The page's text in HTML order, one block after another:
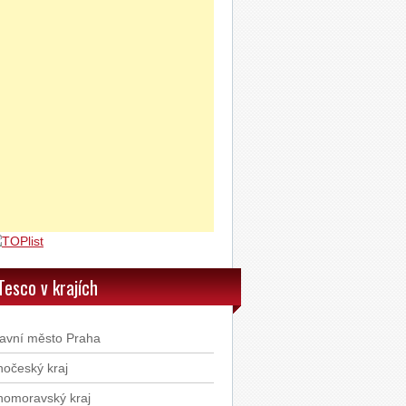
ORION STUDENTSKÁ PEČEŤ
ORION STUDENTSKÁ PEČEŤ
hořká čokoláda 180g
ORION STUDENTSKÁ PEČEŤ
mléčná hruška 180g
v krajích
město Praha
kraj
kraj